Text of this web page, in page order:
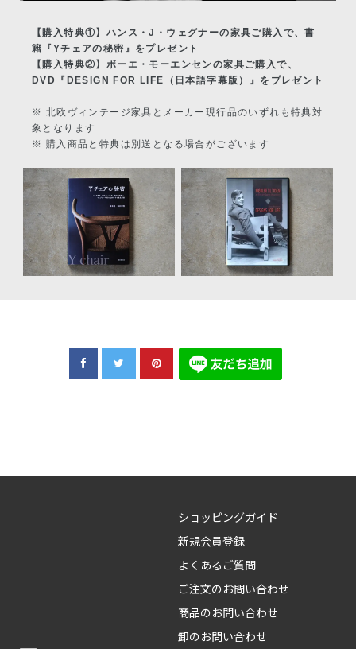
【購入特典①】ハンス・J・ウェグナーの家具ご購入で、書
籍『Yチェアの秘密』をプレゼント
【購入特典②】ボーエ・モーエンセンの家具ご購入で、
DVD『DESIGN FOR LIFE（日本語字幕版）』をプレゼント
※ 北欧ヴィンテージ家具とメーカー現行品のいずれも特典対
象となります
※ 購入商品と特典は別送となる場合がございます
ショッピングガイド
新規会員登録
よくあるご質問
ご注文のお問い合わせ
商品のお問い合わせ
卸のお問い合わせ